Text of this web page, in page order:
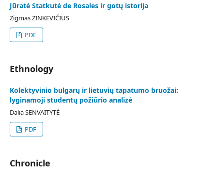
Jūratė Statkutė de Rosales ir gotų istorija
Zigmas ZINKEVIČIUS
PDF
Ethnology
Kolektyvinio bulgarų ir lietuvių tapatumo bruožai:
lyginamoji studentų požiūrio analizė
Dalia SENVAITYTĖ
PDF
Chronicle